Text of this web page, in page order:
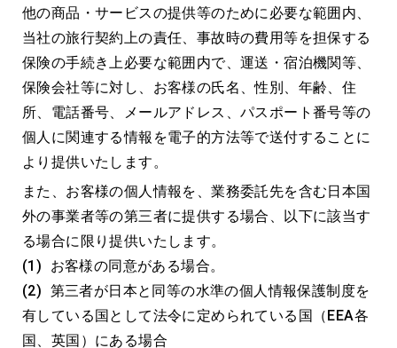
他の商品・サービスの提供等のために必要な範囲内、
当社の旅行契約上の責任、事故時の費用等を担保する
保険の手続き上必要な範囲内で、運送・宿泊機関等、
保険会社等に対し、お客様の氏名、性別、年齢、住
所、電話番号、メールアドレス、パスポート番号等の
個人に関連する情報を電子的方法等で送付することに
より提供いたします。
また、お客様の個人情報を、業務委託先を含む日本国
外の事業者等の第三者に提供する場合、以下に該当す
る場合に限り提供いたします。
お客様の同意がある場合。
第三者が日本と同等の水準の個人情報保護制度を
有している国として法令に定められている国（EEA各
国、英国）にある場合